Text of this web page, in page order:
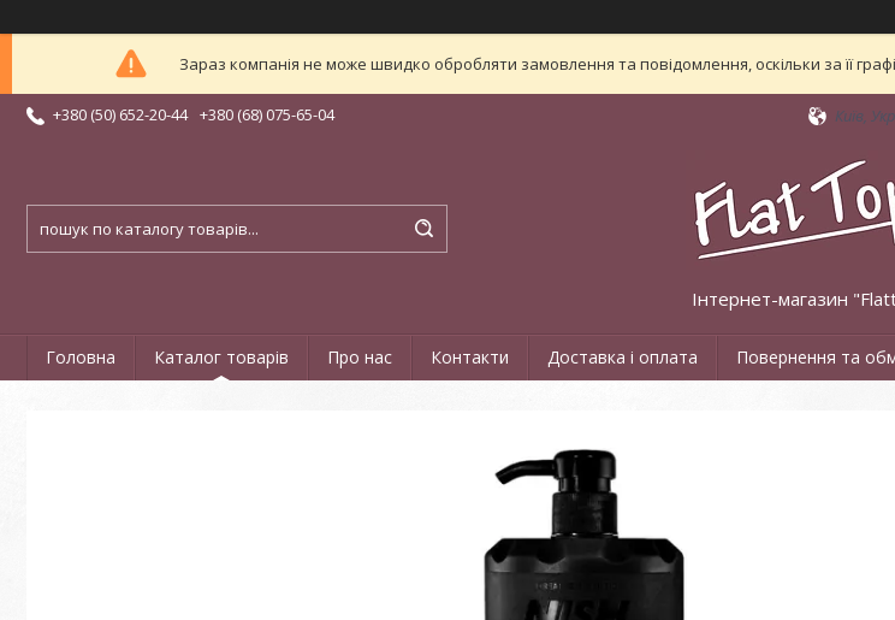
Зараз компанія не може швидко обробляти замовлення та повідомлення, оскільки за її
+380 (50) 652-20-44 +380 (68) 075-65-04 Київ,
Інтернет-магазин
Головна Каталог товарів Про нас Контакти Доставка і оплата Повернення та